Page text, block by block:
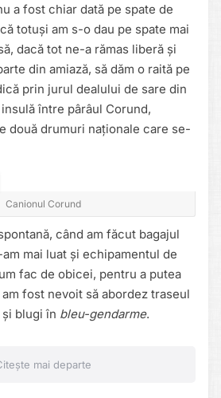
a fost chiar dată pe spate de
totuși am s-o dau pe spate mai
dacă tot ne-a rămas liberă și
din amiază, să dăm o raită pe
prin jurul dealului de sare din
între pârâul Corund,
două drumuri naționale care se-
Canionul Corund
când am făcut bagajul
mai luat și echipamentul de
fac de obicei, pentru a putea
fost nevoit să abordez traseul
blugi în bleu-gendarme.
mai departe